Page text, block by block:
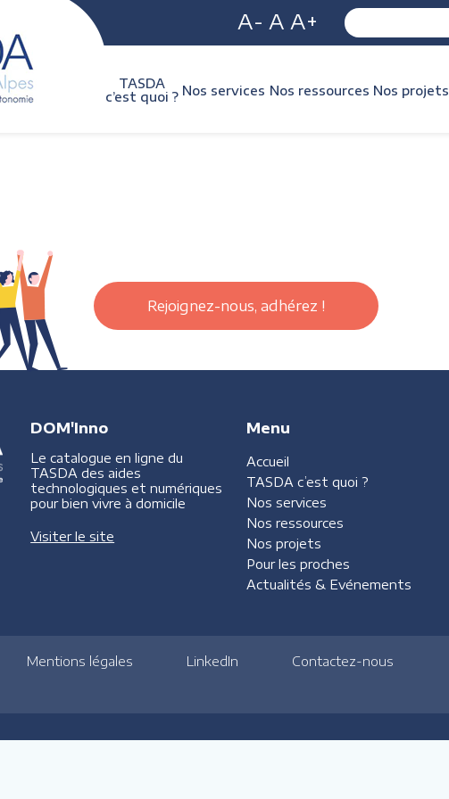
A- A A+
TASDA
c’est quoi ? Nos services Nos ressources Nos projets
Rejoignez-nous, adhérez !
DOM'Inno
Le catalogue en ligne du
TASDA des aides
technologiques et numériques
pour bien vivre à domicile
Visiter le site
Menu
Accueil
TASDA c’est quoi ?
Nos services
Nos ressources
Nos projets
Pour les proches
Actualités & Evénements
Mentions légales LinkedIn Contactez-nous